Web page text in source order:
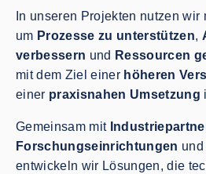
In unseren Projekten nutzen wir
um Prozesse zu unterstützen,
verbessern und Ressourcen
mit dem Ziel einer höheren
einer praxisnahen Umsetzung
Gemeinsam mit
Forschungseinrichtungen
entwickeln wir Lösungen, die